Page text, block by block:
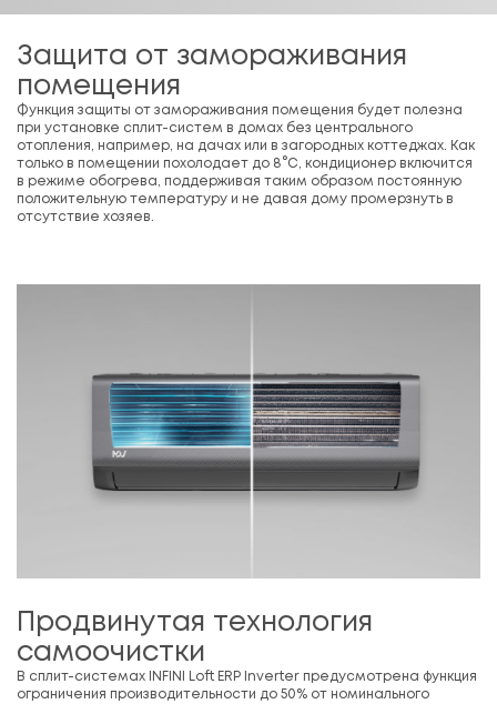
Защита от замораживания
помещения
Функция защиты от замораживания помещения будет полезна
при установке сплит-систем в домах без центрального
отопления, например, на дачах или в загородных коттеджах. Как
только в помещении похолодает до 8°С, кондиционер включится
в режиме обогрева, поддерживая таким образом постоянную
положительную температуру и не давая дому промерзнуть в
отсутствие хозяев.
Продвинутая технология
самоочистки
В сплит-системах INFINI Loft ERP Inverter предусмотрена функция
ограничения производительности до 50% от номинального